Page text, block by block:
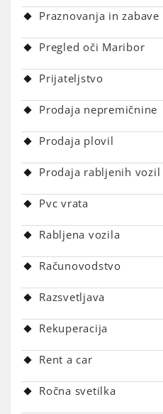
Praznovanja in zabave
Pregled oči Maribor
Prijateljstvo
Prodaja nepremičnine
Prodaja plovil
Prodaja rabljenih vozil
Pvc vrata
Rabljena vozila
Računovodstvo
Razsvetljava
Rekuperacija
Rent a car
Ročna svetilka